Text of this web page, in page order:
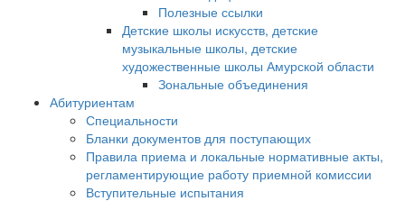
Полезные ссылки
Детские школы искусств, детские
музыкальные школы, детские
художественные школы Амурской области
Зональные объединения
Абитуриентам
Специальности
Бланки документов для поступающих
Правила приема и локальные нормативные акты,
регламентирующие работу приемной комиссии
Вступительные испытания